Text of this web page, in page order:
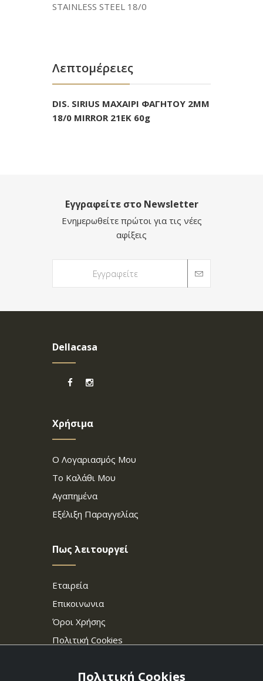
STAINLESS STEEL 18/0
Λεπτομέρειες
DIS. SIRIUS ΜΑΧΑΙΡΙ ΦΑΓΗΤΟΥ 2MM
18/0 MIRROR 21ΕΚ 60g
Εγγραφείτε στο Newsletter
Ενημερωθείτε πρώτοι για τις νέες
αφίξεις
Dellacasa
Χρήσιμα
Ο Λογαριασμός Μου
Το Καλάθι Μου
Αγαπημένα
Εξέλιξη Παραγγελίας
Πως λειτουργεί
Εταιρεία
Επικοινωνια
Όροι Χρήσης
Πολιτική Cookies
Πολιτική Cookies